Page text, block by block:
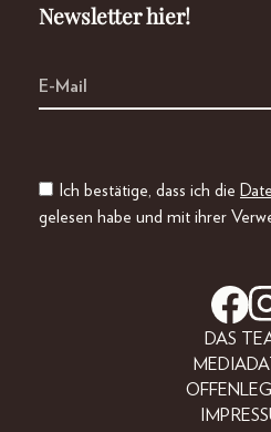
Newsletter hier!
Ich bestätige, dass ich die
gelesen habe und mit ihrer
DAS